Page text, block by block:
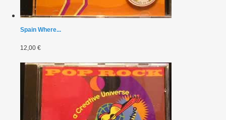
Spain Where...
12,00 €